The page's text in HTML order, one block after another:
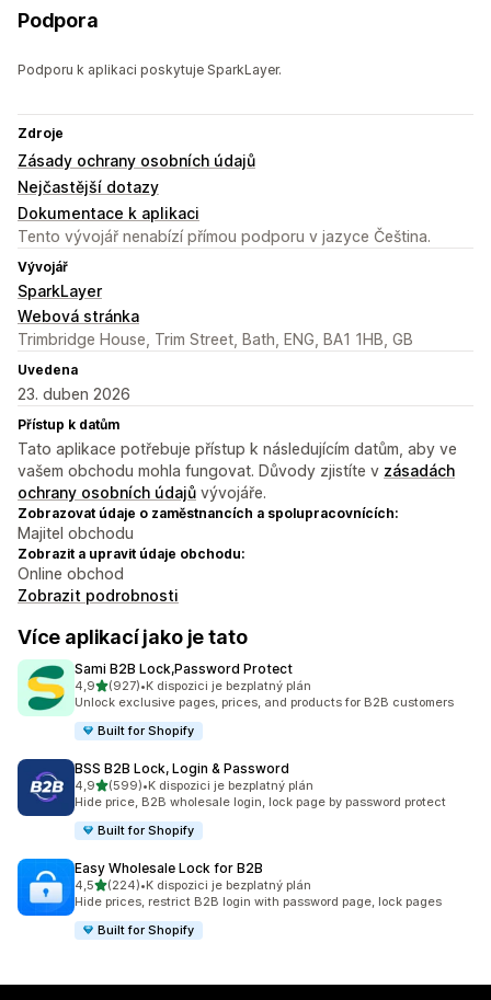
Podpora
Podporu k aplikaci poskytuje SparkLayer.
Zdroje
Zásady ochrany osobních údajů
Nejčastější dotazy
Dokumentace k aplikaci
Tento vývojář nenabízí přímou podporu v jazyce Čeština.
Vývojář
SparkLayer
Webová stránka
Trimbridge House, Trim Street, Bath, ENG, BA1 1HB, GB
Uvedena
23. duben 2026
Přístup k datům
Tato aplikace potřebuje přístup k následujícím datům, aby ve
vašem obchodu mohla fungovat. Důvody zjistíte v zásadách
ochrany osobních údajů vývojáře.
Zobrazovat údaje o zaměstnancích a spolupracovnících:
Majitel obchodu
Zobrazit a upravit údaje obchodu:
Online obchod
Zobrazit podrobnosti
Více aplikací jako je tato
Sami B2B Lock,Password Protect
4,9z 5 hvězd
(927)
Celkový počet recenzí: 927
•K dispozici je bezplatný plán
Unlock exclusive pages, prices, and products for B2B customers
Built for Shopify
BSS B2B Lock, Login & Password
4,9z 5 hvězd
(599)
Celkový počet recenzí: 599
•K dispozici je bezplatný plán
Hide price, B2B wholesale login, lock page by password protect
Built for Shopify
Easy Wholesale Lock for B2B
4,5z 5 hvězd
(224)
Celkový počet recenzí: 224
•K dispozici je bezplatný plán
Hide prices, restrict B2B login with password page, lock pages
Built for Shopify